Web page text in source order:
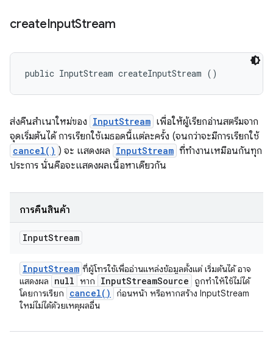
createInputStream
public InputStream createInputStream ()
ส่งคืนสำเนาใหม่ของ InputStream เพื่อให้ผู้เรียกอ่านสตรีมจาก
จุดเริ่มต้นได้ การเรียกใช้เมธอดนี้แต่ละครั้ง (จนกว่าจะมีการเรียกใช้
cancel() ) จะ แสดงผล InputStream ที่ทำงานเหมือนกันทุก
ประการ นั่นคือจะแสดงผลเนื้อหาเดียวกัน
การคืนสินค้า
InputStream
InputStream ที่ผู้โทรใช้เพื่ออ่านแหล่งข้อมูลตั้งแต่ เริ่มต้นได้ อาจ
แสดงผล
null หาก InputStreamSource
ถูกทำให้ใช้ไม่ได้
โดยการเรียก
cancel( )
ก่อนหน้า หรือหากสร้าง InputStream
ใหม่ไม่ได้ด้วยเหตุผลอื่น